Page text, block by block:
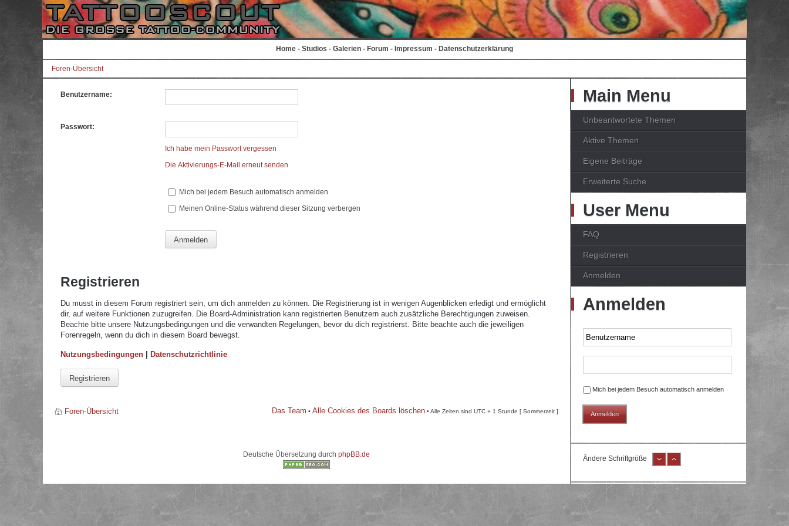
Home - Studios - Galerien - Forum - Impressum - Datenschutzerklärung
Foren-Übersicht
Benutzername:
Passwort:
Ich habe mein Passwort vergessen
Die Aktivierungs-E-Mail erneut senden
Mich bei jedem Besuch automatisch anmelden
Meinen Online-Status während dieser Sitzung verbergen
Registrieren
Du musst in diesem Forum registriert sein, um dich anmelden zu können. Die Registrierung ist in wenigen Augenblicken erledigt und ermöglicht
dir, auf weitere Funktionen zuzugreifen. Die Board-Administration kann registrierten Benutzern auch zusätzliche Berechtigungen zuweisen.
Beachte bitte unsere Nutzungsbedingungen und die verwandten Regelungen, bevor du dich registrierst. Bitte beachte auch die jeweiligen
Forenregeln, wenn du dich in diesem Board bewegst.
Nutzungsbedingungen | Datenschutzrichtlinie
Registrieren
Foren-Übersicht Das Team • Alle Cookies des Boards löschen • Alle Zeiten sind UTC + 1 Stunde [ Sommerzeit ]
Deutsche Übersetzung durch phpBB.de
Main Menu
Unbeantwortete Themen
Aktive Themen
Eigene Beiträge
Erweiterte Suche
User Menu
FAQ
Registrieren
Anmelden
Anmelden
Mich bei jedem Besuch automatisch anmelden
Ändere Schriftgröße